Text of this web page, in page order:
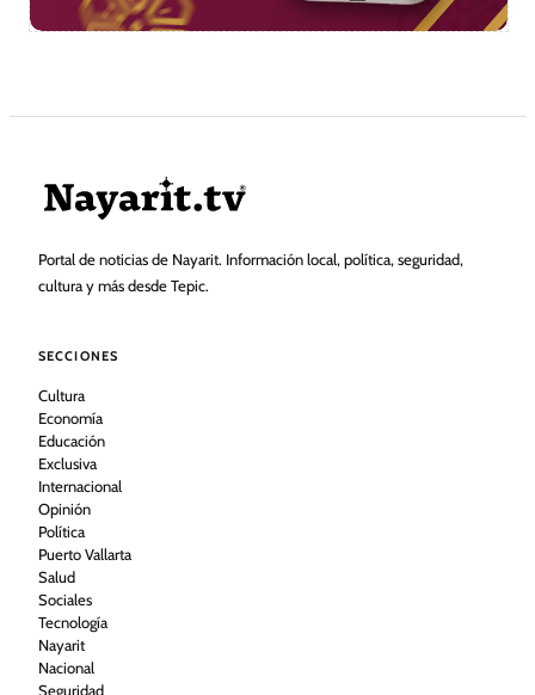
Portal de noticias de Nayarit. Información local, política, seguridad,
cultura y más desde Tepic.
SECCIONES
Cultura
Economía
Educación
Exclusiva
Internacional
Opinión
Política
Puerto Vallarta
Salud
Sociales
Tecnología
Nayarit
Nacional
Seguridad